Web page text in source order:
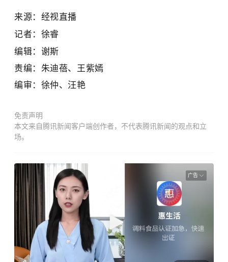
来源： 经视直播
记者：徐睿
编辑：谢斯
责编：朱迪蓓、王紫嫣
编审：徐仲、汪艳
免责声明
本文来自腾讯新闻客户端创作者，不代表腾讯新闻的观点和立
场。
广告